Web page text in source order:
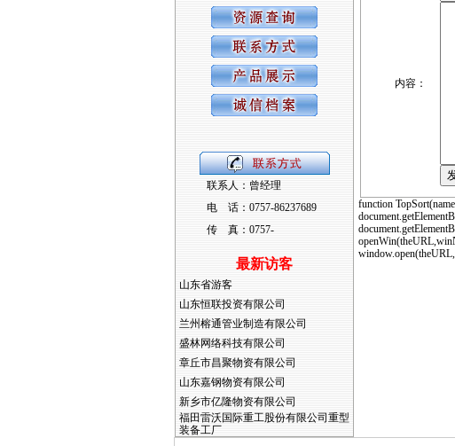
联系人：曾经理
电 话：0757-86237689
传 真：0757-
最新访客
山东省游客
山东恒联投资有限公司
兰州榕通管业制造有限公司
盛林网络科技有限公司
章丘市昌聚物资有限公司
山东嘉钢物资有限公司
新乡市亿隆物资有限公司
福田雷沃国际重工股份有限公司重型
装备工厂
内容：
function